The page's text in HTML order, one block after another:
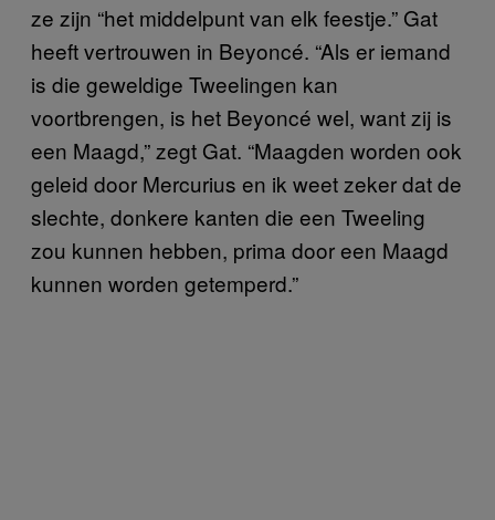
ze zijn “het middelpunt van elk feestje.” Gat
heeft vertrouwen in Beyoncé. “Als er iemand
is die geweldige Tweelingen kan
voortbrengen, is het Beyoncé wel, want zij is
een Maagd,” zegt Gat. “Maagden worden ook
geleid door Mercurius en ik weet zeker dat de
slechte, donkere kanten die een Tweeling
zou kunnen hebben, prima door een Maagd
kunnen worden getemperd.”